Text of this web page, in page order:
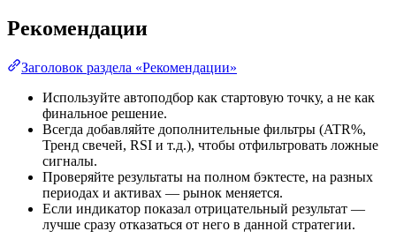
Рекомендации
Заголовок раздела «Рекомендации»
Используйте автоподбор как стартовую точку, а не как
финальное решение.
Всегда добавляйте дополнительные фильтры (ATR%,
Тренд свечей, RSI и т.д.), чтобы отфильтровать ложные
сигналы.
Проверяйте результаты на полном бэктесте, на разных
периодах и активах — рынок меняется.
Если индикатор показал отрицательный результат —
лучше сразу отказаться от него в данной стратегии.